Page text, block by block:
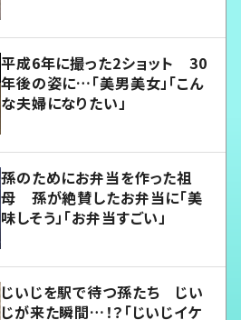
平成6年に撮った2ショット 30
年後の姿に…「美男美女」「こん
な夫婦になりたい」
孫のためにお弁当を作った祖
母 孫が絶賛したお弁当に「美
味しそう」「お弁当すごい」
じいじを駅で待つ孫たち じい
じが来た瞬間…！？「じいじイケ